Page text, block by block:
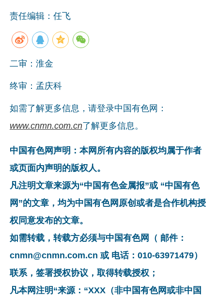
责任编辑：任飞
二审：淮金
终审：孟庆科
如需了解更多信息，请登录中国有色网：
www.cnmn.com.cn了解更多信息。
中国有色网声明：本网所有内容的版权均属于作者
或页面内声明的版权人。
凡注明文章来源为“中国有色金属报”或 “中国有色
网”的文章，均为中国有色网原创或者是合作机构授
权同意发布的文章。
如需转载，转载方必须与中国有色网（ 邮件：
cnmn@cnmn.com.cn 或 电话：010-63971479）
联系，签署授权协议，取得转载授权；
凡本网注明“来源：“XXX（非中国有色网或非中国